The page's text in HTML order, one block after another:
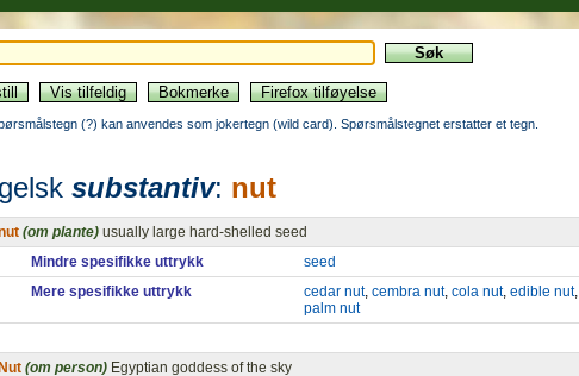
(?) kan anvendes som jokertegn (wild card). Spørsmålstegnet erstatter et tegn.
substantiv: nut
(om plante) usually large hard-shelled seed
Mindre spesifikke uttrykk
seed
Mere spesifikke uttrykk
cedar nut, cembra nut, cola nut, edible nut,
palm nut
Nut (om person) Egyptian goddess of the sky